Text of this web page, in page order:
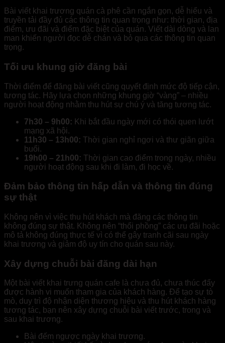
Bài viết khai trương quán cà phê cần ngắn gọn, dễ hiểu và
truyền tải đầy đủ các thông tin quan trọng như: thời gian, địa
điểm, ưu đãi và điểm đặc biệt của quán. Viết dài dòng và lan
man khiến người đọc dễ chán và bỏ qua các thông tin quan
trọng.
Tối ưu khung giờ đăng bài
Thời điểm để đăng bài viết cũng quyết định mức độ tiếp cận,
tương tác. Hãy lựa chọn những khung giờ “vàng” – nhiều
người hoạt động nhằm thu hút sự chú ý và tăng tương tác.
7h30 – 9h00: Khi bắt đầu ngày mới có thói quen lướt
mạng xã hội.
11h30 – 13h00: Thời gian nghỉ ngơi và thư giãn giữa
buổi.
19h00 – 21h00: Thời gian cao điểm trong ngày, nhiều
người hoạt động sau khi đi làm, đi học về.
Đảm bảo thông tin hấp dẫn và thông tin đúng
sự thật
Không nên vì việc thu hút khách mà đăng các thông tin
không đúng sự thật. Không nên “thổi phồng” các ưu đãi hoặc
mô tả không đúng thực tế vì có thể gây tranh cãi sau ngày
khai trương và giảm độ uy tín cho quán sau này.
Xây dựng chuỗi bài đăng dài hạn
Một bài viết khai trưng quán cafe là chưa đủ, chưa thúc đẩy
được hành vi muốn tham gia của khách hàng. Để tạo sự tò
mò, duy trì độ nhận diện thương hiệu và thu hút khách hàng
tương tác, bạn nên xây dựng chuỗi bài viết trước, trong và
sau khai trương.
Bài đếm ngược ngày khai trương.